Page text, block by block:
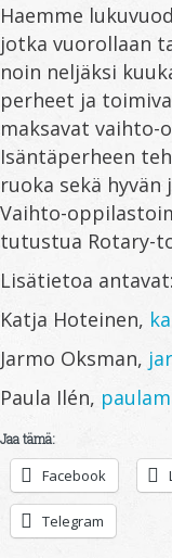
Haemme
jotka vuorollaan
noin neljäksi
perheet ja
maksavat vaihto-
Isäntäperheen
ruoka sekä
Vaihto-
tutustua Rotary-
Lisätietoa antavat:
Katja Hoteinen,
Jarmo Oksman,
Paula Ilén,
Jaa tämä:
Facebook
Telegram